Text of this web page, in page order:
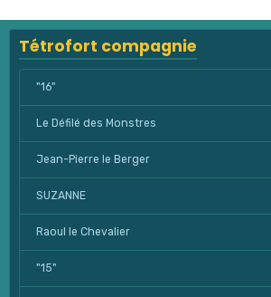
Tétrofort compagnie
"16"
Le Défilé des Monstres
Jean-Pierre le Berger
SUZANNE
Raoul le Chevalier
"15"